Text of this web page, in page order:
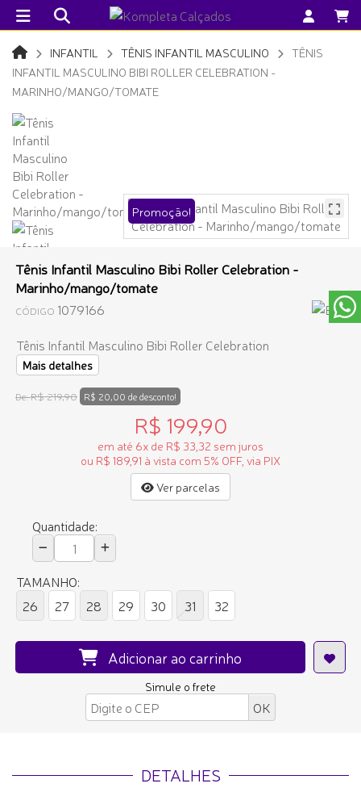
INFANTIL TÊNIS INFANTIL MASCULINO
TÊNIS
INFANTIL MASCULINO BIBI ROLLER CELEBRATION -
MARINHO/MANGO/TOMATE
Promoção!
Tênis Infantil Masculino Bibi Roller Celebration -
Marinho/mango/tomate
CÓDIGO 1079166
Tênis Infantil Masculino Bibi Roller Celebration
Mais detalhes
De:R$ 219,90 R$ 20,00 de desconto!
R$ 199,90
em até 6x de R$ 33,32 sem juros
ou R$ 189,91 à vista com 5% OFF, via PIX
Ver parcelas
Quantidade:
TAMANHO:
26
27 28 29 30 31 32
Adicionar ao carrinho
Simule o frete
DETALHES